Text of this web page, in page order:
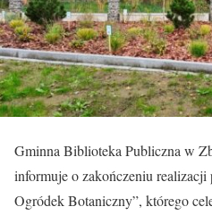
Gminna Biblioteka Publiczna w
informuje o zakończeniu
Ogródek Botaniczny”, którego